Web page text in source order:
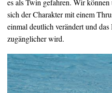
es als Twin gefahren. Wir können
sich der Charakter mit einem
einmal deutlich verändert und
zugänglicher wird.